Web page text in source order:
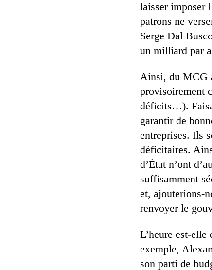
laisser imposer
patrons ne
Serge Dal
un milliard par
Ainsi, du MCG
provisoirement
déficits…).
garantir de
entreprises. Ils
déficitaires.
d’État n’ont
suffisamment
et, ajouterions-
renvoyer le
L’heure est-
exemple,
son parti de